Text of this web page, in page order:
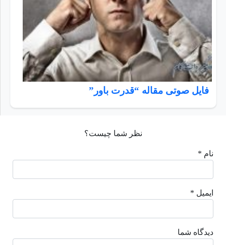
فایل صوتی مقاله “قدرت باور”
نظر شما چیست؟
نام *
ایمیل *
دیدگاه شما